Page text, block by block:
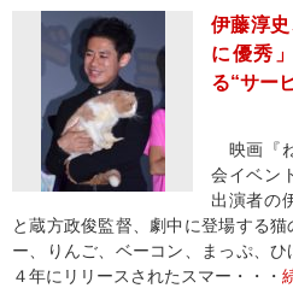
伊藤淳
に優秀
る“サー
映画『
会イベン
出演者の
と蔵方政俊監督、劇中に登場する
ー、りんご、ベーコン、まっぷ、
４年にリリースされたスマー・・・